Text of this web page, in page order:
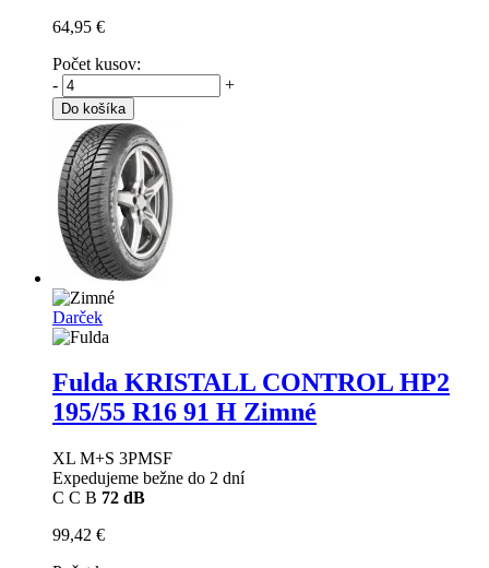
64,95 €
Počet kusov:
-
+
Do košíka
Darček
Fulda KRISTALL CONTROL HP2
195/55 R16 91 H Zimné
XL M+S 3PMSF
Expedujeme bežne do 2 dní
C C B 72 dB
99,42 €